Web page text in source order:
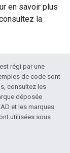
en savoir plus
la
régi par une
de code sont
consultez les
déposée
et les marques
utilisées sous